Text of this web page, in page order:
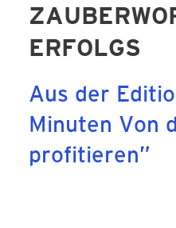
ERFOLGS
Aus der
Minuten Von
profitieren”